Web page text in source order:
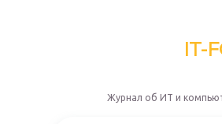
IT-
Журнал об ИТ и